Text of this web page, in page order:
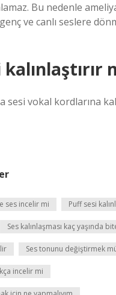
Bu nedenle
ve canlı seslere
sesi vokal kordlarına
ses incelir mi Puff sesi
Ses kalınlaşması kaç yaşında
Ses tonunu değiştirmek
incelir mi